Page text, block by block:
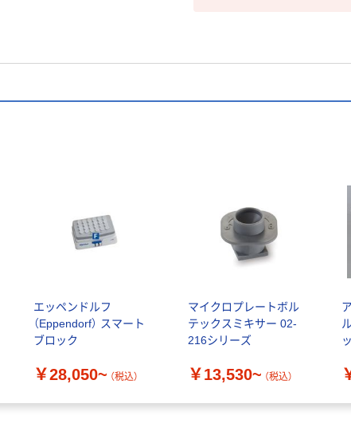
エッペンドルフ
（Eppendorf） スマート
ブロック
￥28,050~ （税込）
マイクロプレートボル
テックスミキサー 02-
216シリーズ
￥13,530~ （税込）